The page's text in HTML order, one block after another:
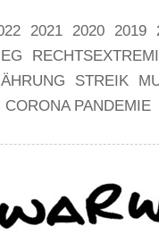
2021 2020 2019
STREIK
CORONA PANDEMIE